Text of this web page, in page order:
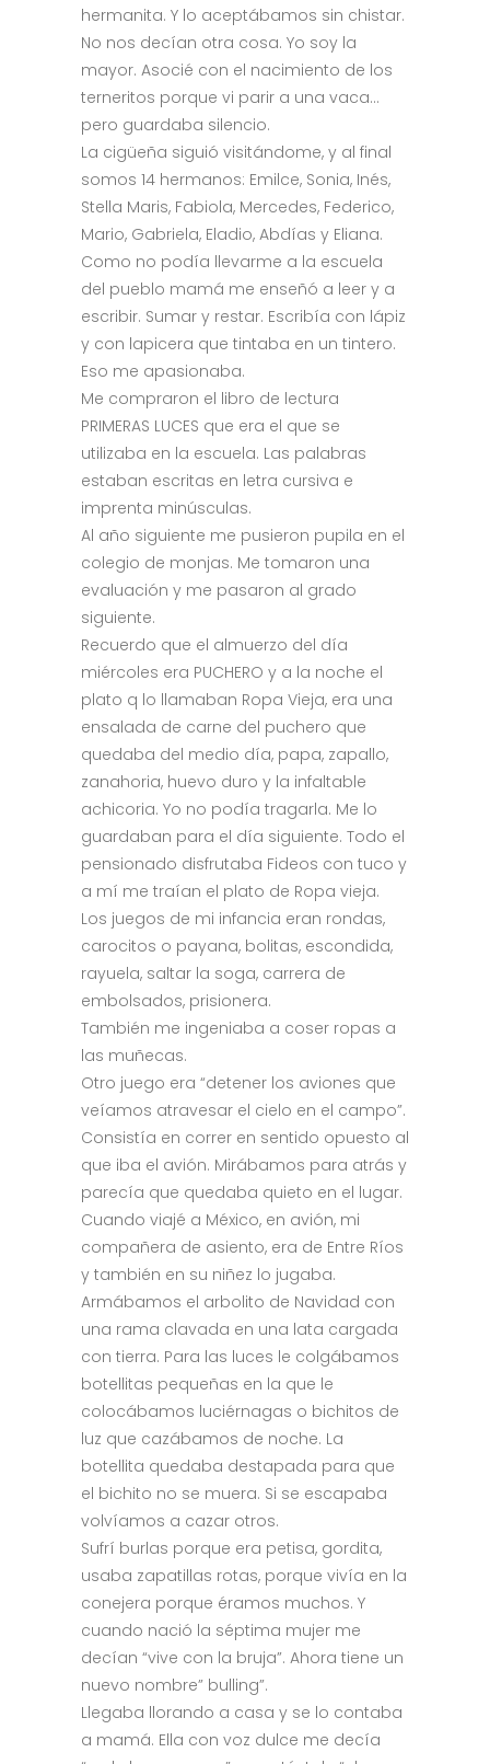
hermanita. Y lo aceptábamos sin chistar.
No nos decían otra cosa. Yo soy la
mayor. Asocié con el nacimiento de los
terneritos porque vi parir a una vaca…
pero guardaba silencio.
La cigüeña siguió visitándome, y al final
somos 14 hermanos: Emilce, Sonia, Inés,
Stella Maris, Fabiola, Mercedes, Federico,
Mario, Gabriela, Eladio, Abdías y Eliana.
Como no podía llevarme a la escuela
del pueblo mamá me enseñó a leer y a
escribir. Sumar y restar. Escribía con lápiz
y con lapicera que tintaba en un tintero.
Eso me apasionaba.
Me compraron el libro de lectura
PRIMERAS LUCES que era el que se
utilizaba en la escuela. Las palabras
estaban escritas en letra cursiva e
imprenta minúsculas.
Al año siguiente me pusieron pupila en el
colegio de monjas. Me tomaron una
evaluación y me pasaron al grado
siguiente.
Recuerdo que el almuerzo del día
miércoles era PUCHERO y a la noche el
plato q lo llamaban Ropa Vieja, era una
ensalada de carne del puchero que
quedaba del medio día, papa, zapallo,
zanahoria, huevo duro y la infaltable
achicoria. Yo no podía tragarla. Me lo
guardaban para el día siguiente. Todo el
pensionado disfrutaba Fideos con tuco y
a mí me traían el plato de Ropa vieja.
Los juegos de mi infancia eran rondas,
carocitos o payana, bolitas, escondida,
rayuela, saltar la soga, carrera de
embolsados, prisionera.
También me ingeniaba a coser ropas a
las muñecas.
Otro juego era “detener los aviones que
veíamos atravesar el cielo en el campo”.
Consistía en correr en sentido opuesto al
que iba el avión. Mirábamos para atrás y
parecía que quedaba quieto en el lugar.
Cuando viajé a México, en avión, mi
compañera de asiento, era de Entre Ríos
y también en su niñez lo jugaba.
Armábamos el arbolito de Navidad con
una rama clavada en una lata cargada
con tierra. Para las luces le colgábamos
botellitas pequeñas en la que le
colocábamos luciérnagas o bichitos de
luz que cazábamos de noche. La
botellita quedaba destapada para que
el bichito no se muera. Si se escapaba
volvíamos a cazar otros.
Sufrí burlas porque era petisa, gordita,
usaba zapatillas rotas, porque vivía en la
conejera porque éramos muchos. Y
cuando nació la séptima mujer me
decían “vive con la bruja”. Ahora tiene un
nuevo nombre” bulling”.
Llegaba llorando a casa y se lo contaba
a mamá. Ella con voz dulce me decía